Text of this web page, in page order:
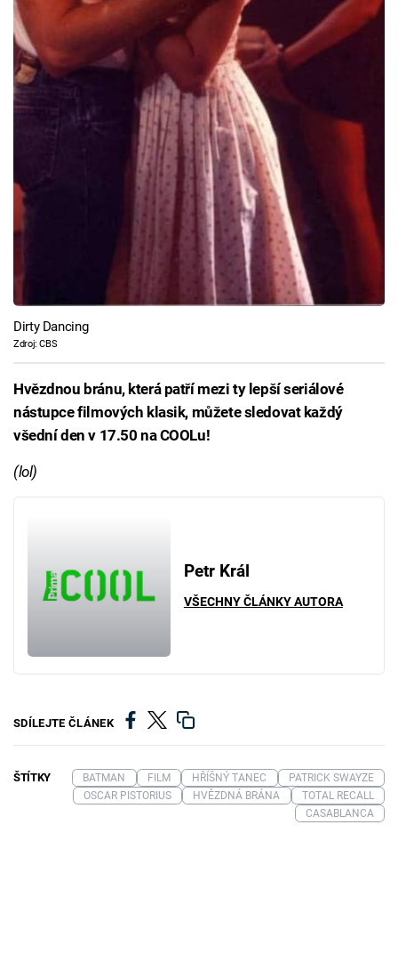
Dirty Dancing
Zdroj: CBS
Hvězdnou bránu, která patří mezi ty lepší seriálové
nástupce filmových klasik, můžete sledovat každý
všední den v 17.50 na COOLu!
(lol)
Petr Král
VŠECHNY ČLÁNKY AUTORA
SDÍLEJTE ČLÁNEK
ŠTÍTKY BATMAN FILM HŘÍŠNÝ TANEC
PATRICK SWAYZE
OSCAR PISTORIUS
HVĚZDNÁ BRÁNA
TOTAL RECALL
CASABLANCA